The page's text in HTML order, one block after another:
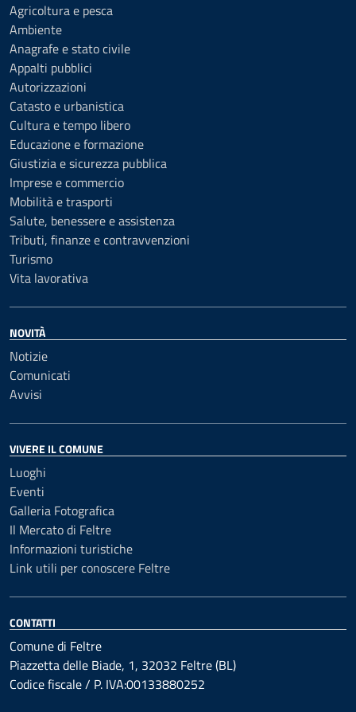
Agricoltura e pesca
Ambiente
Anagrafe e stato civile
Appalti pubblici
Autorizzazioni
Catasto e urbanistica
Cultura e tempo libero
Educazione e formazione
Giustizia e sicurezza pubblica
Imprese e commercio
Mobilità e trasporti
Salute, benessere e assistenza
Tributi, finanze e contravvenzioni
Turismo
Vita lavorativa
NOVITÀ
Notizie
Comunicati
Avvisi
VIVERE IL COMUNE
Luoghi
Eventi
Galleria Fotografica
Il Mercato di Feltre
Informazioni turistiche
Link utili per conoscere Feltre
CONTATTI
Comune di Feltre
Piazzetta delle Biade, 1, 32032 Feltre (BL)
Codice fiscale / P. IVA:00133880252